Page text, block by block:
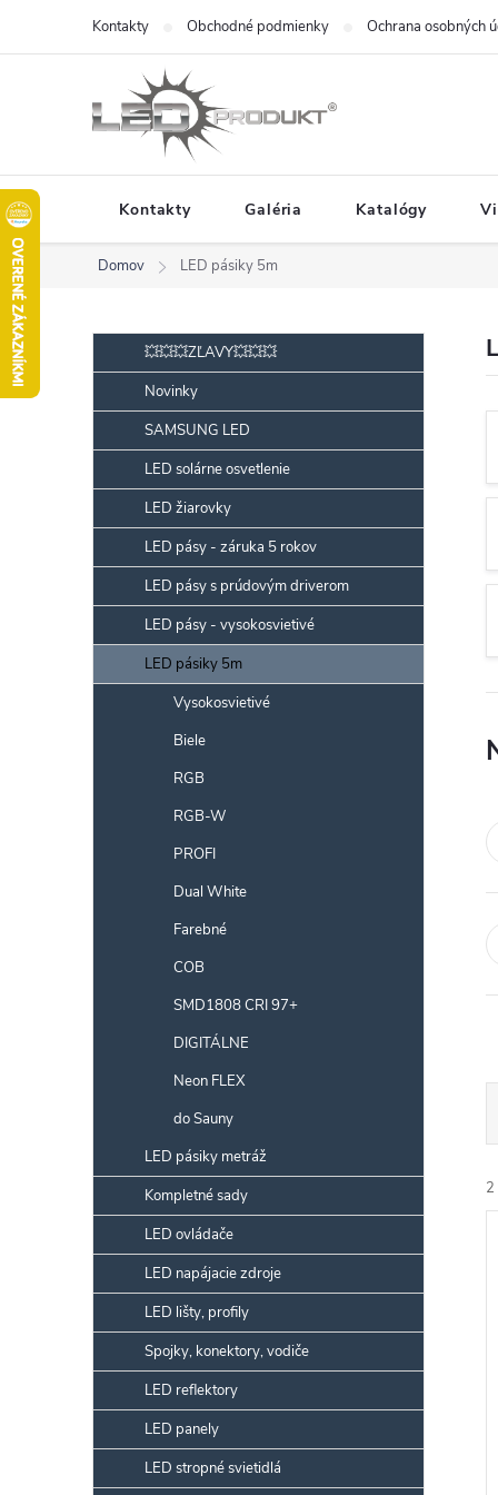
obsah
Kontakty Obchodné podmienky Ochrana osobných
Kontakty Galéria Katalógy
Domov LED pásiky 5m
o
č
n
a
n
e
Preskočiť
kategórie💥💥💥ZĽAVY💥💥💥
Novinky
SAMSUNG LED
LED solárne osvetlenie
LED žiarovky
LED pásy - záruka 5 rokov
LED pásy s prúdovým driverom
LED pásy - vysokosvietivé
LED pásiky 5m
Vysokosvietivé
Biele
RGB
RGB-W
PROFI
Dual White
Farebné
COB
SMD1808 CRI 97+
DIGITÁLNE
Neon FLEX
do Sauny
LED pásiky metráž
Kompletné sady
LED ovládače
LED napájacie zdroje
LED lišty, profily
Spojky, konektory, vodiče
LED reflektory
LED panely
LED stropné svietidlá
e
n
2